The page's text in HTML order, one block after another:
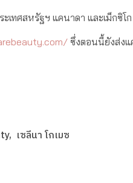
เทศสหรัฐฯ แคนาดา และเม็กซิโก
ซึ่งตอนนี้ยังส่งแ
เซลีนา โกเมซ